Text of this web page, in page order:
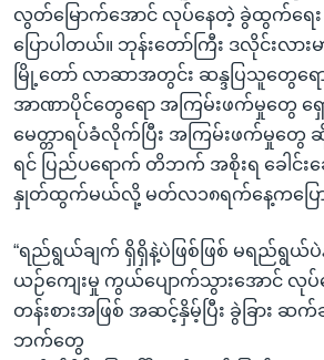
လွတ်မြောက်အောင် လုပ်နေတဲ့ ခွဲထွက်ရေး
ပြောပါတယ်။ ဘုန်းတော်ကြီး ဒလိုင်းလာ
မြို့တော် လာဆာအတွင်း ဆန္ဒပြသူတွေရေ
အာဏာပိုင်တွေရော အကြမ်းဖက်မှုတွေ ရှေ
မေတ္တာရပ်ခံလိုက်ပြီး အကြမ်းဖက်မှုတွ
ရင် ပြည်ပရောက် တိဘက် အစိုးရ ခေါင်း
နှုတ်ထွက်မယ်လို့ မတ်လ၁၈ရက်နေ့ကပြေ
“ရည်ရွယ်ချက် ရှိရှိနဲ့ပဲဖြစ်ဖြစ် မရည်ရွယ်ပဲနဲ့
ယဉ်ကျေးမှု ကွယ်ပျောက်သွားအောင် လု
တန်းစားအဖြစ် အဆင့်နှိမ့်ပြီး ခွဲခြား
ဘက်တွေ